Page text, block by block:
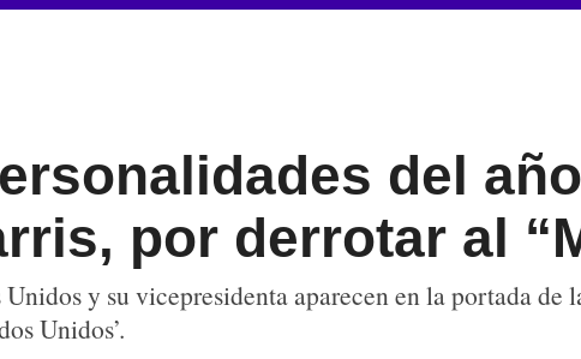
del
por derrotar al
y su vicepresidenta aparecen en la portada de
Unidos’.